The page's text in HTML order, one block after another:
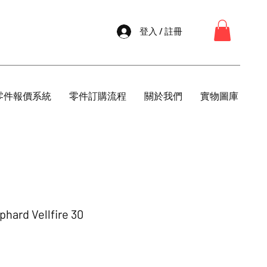
登入 / 註冊
件報價系統 零件訂購流程 關於我們 實物圖庫
Vellfire 30